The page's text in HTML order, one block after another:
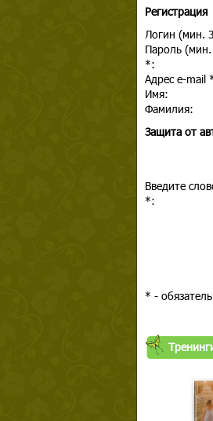
Регистрация
Логин (мин.
Пароль
*:
Адрес e-mail
Имя:
Фамилия:
Защита от
Введите
*:
* -